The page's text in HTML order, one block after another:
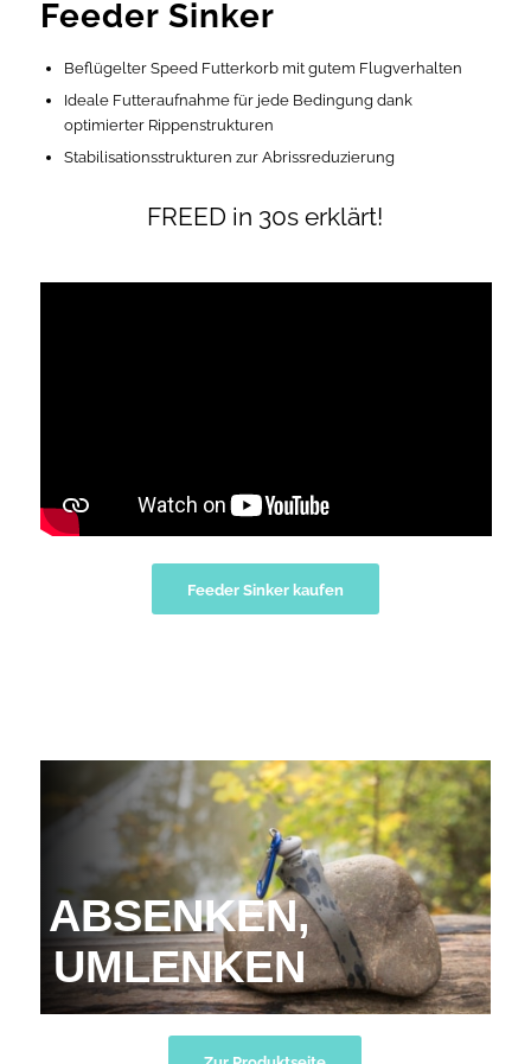
Feeder Sinker
Beflügelter Speed Futterkorb mit gutem Flugverhalten
Ideale Futteraufnahme für jede Bedingung dank
optimierter Rippenstrukturen
Stabilisationsstrukturen zur Abrissreduzierung
FREED in 30s erklärt!
Feeder Sinker kaufen
ABSENKEN,
UMLENKEN